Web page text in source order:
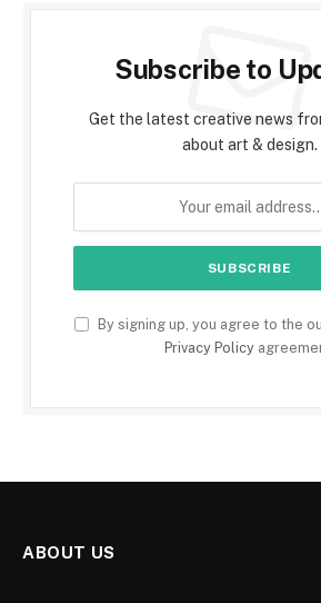
Subscribe to
Get the latest creative news
about art & design.
By signing up, you agree to the
Privacy Policy
ABOUT US